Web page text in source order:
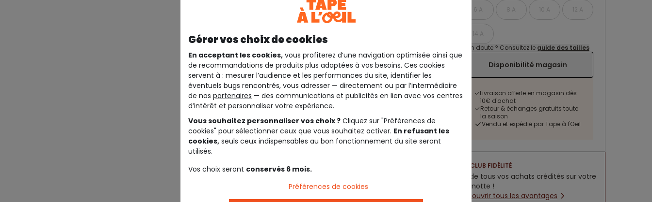
6 A 8 A 10 A 12 A
14 A
Un doute ? Consultez le guide des tailles
Disponibilité magasin
Livraison offerte en magasin dès
10€ d'achat
Retour & échanges gratuits toute
la saison
Vendu et expédié par Tape à l'Oeil
CLUB FIDÉLITÉ
5% de tous vos achats crédités sur votre
cagnotte !
Découvrir tous les avantages
Gérer vos choix de cookies
En acceptant les cookies, vous profiterez d’une navigation optimisée ainsi que
de recommandations de produits plus adaptées à vos besoins. Ces cookies
servent à : mesurer l’audience et les performances du site, identifier les
éventuels bugs rencontrés, vous adresser — directement ou par l’intermédiaire
de nos partenaires — des communications et publicités en lien avec vos centres
d’intérêt et personnaliser votre expérience.
Vous souhaitez personnaliser vos choix ? Cliquez sur "Préférences de
cookies" pour sélectionner ceux que vous souhaitez activer. En refusant les
cookies, seuls ceux indispensables au bon fonctionnement du site seront
utilisés.
Vos choix seront conservés 6 mois.
Préférences de cookies